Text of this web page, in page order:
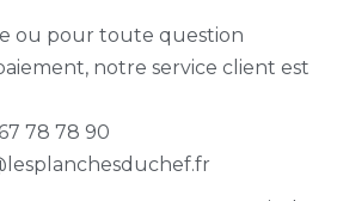
ou pour toute question
notre service client est
78 78 90